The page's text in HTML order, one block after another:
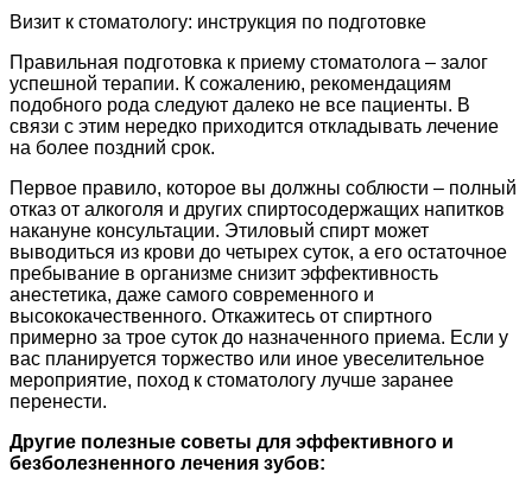
Визит к стоматологу: инструкция по подготовке
Правильная подготовка к приему стоматолога – залог
успешной терапии. К сожалению, рекомендациям
подобного рода следуют далеко не все пациенты. В
связи с этим нередко приходится откладывать лечение
на более поздний срок.
Первое правило, которое вы должны соблюсти – полный
отказ от алкоголя и других спиртосодержащих напитков
накануне консультации. Этиловый спирт может
выводиться из крови до четырех суток, а его остаточное
пребывание в организме снизит эффективность
анестетика, даже самого современного и
высококачественного. Откажитесь от спиртного
примерно за трое суток до назначенного приема. Если у
вас планируется торжество или иное увеселительное
мероприятие, поход к стоматологу лучше заранее
перенести.
Другие полезные советы для эффективного и
безболезненного лечения зубов: